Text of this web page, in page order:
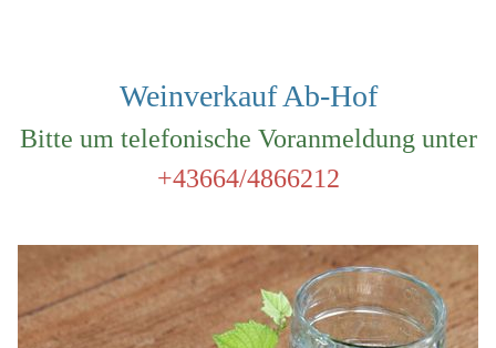
Weinverkauf Ab-Hof
Bitte um telefonische Voranmeldung unter
+43664/4866212